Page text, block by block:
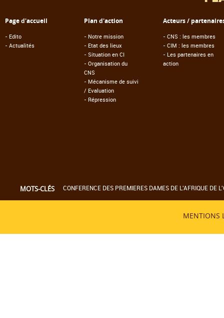
Page d'accueil
- Edito
- Actualités
Plan d'action
- Notre mission
- Etat des lieux
- Situation en CI
- Organisation du
CNS
- Mécanisme de suivi
/ Evaluation
- Répression
Acteurs /
- CNS : les membres
- CIM : les membres
- Les partenaires en
action
MOTS-CLÉS CONFERENCE DES PREMIERES DAMES DE L'AFRIQUE DE
MENTIONS